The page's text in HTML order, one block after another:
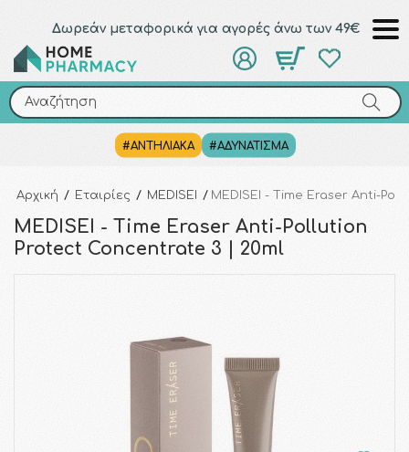
Δωρεάν μεταφορικά για αγορές άνω των 49€
Αναζήτηση
#ΑΝΤΗΛΙΑΚΑ #ΑΔΥΝΑΤΙΣΜΑ
Αναζήτηση
Αρχική / Εταιρίες / MEDISEI / MEDISEI - Time Eraser Anti-
MEDISEI - Time Eraser Anti-Pollution
Protect Concentrate 3 | 20ml